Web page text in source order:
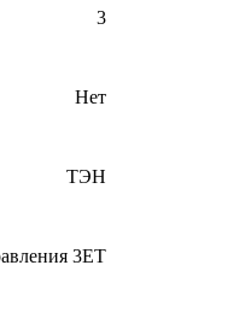
3
Нет
ТЭН
3EТ